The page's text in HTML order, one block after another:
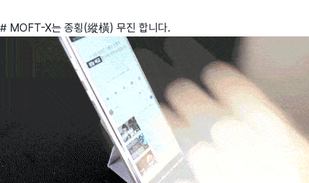
# MOFT-X는 종횡(縱橫) 무진 합니다.